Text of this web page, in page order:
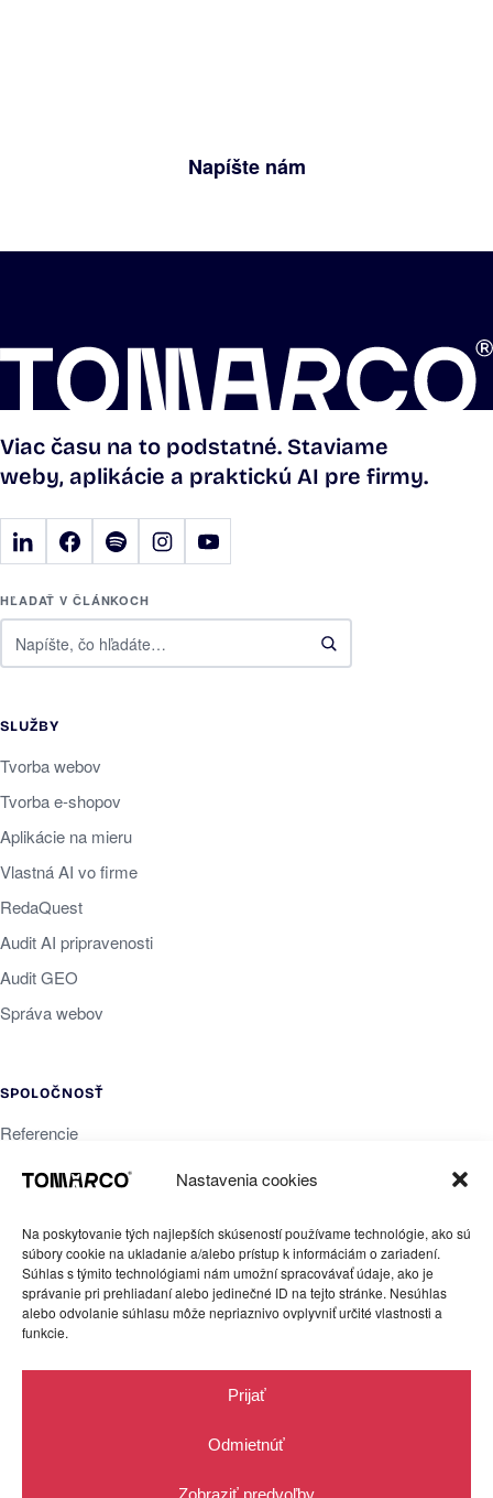
Nastavenia cookies
Na poskytovanie tých najlepších skúseností používame technológie, ako sú
súbory cookie na ukladanie a/alebo prístup k informáciám o zariadení.
Súhlas s týmito technológiami nám umožní spracovávať údaje, ako je
správanie pri prehliadaní alebo jedinečné ID na tejto stránke. Nesúhlas
alebo odvolanie súhlasu môže nepriaznivo ovplyvniť určité vlastnosti a
funkcie.
Prijať
Odmietnúť
Zobraziť predvoľby
Napíšte nám
Viac času na to podstatné. Staviame
weby, aplikácie a praktickú AI pre firmy.
HĽADAŤ V ČLÁNKOCH
SLUŽBY
Tvorba webov
Tvorba e-shopov
Aplikácie na mieru
Vlastná AI vo firme
RedaQuest
Audit AI pripravenosti
Audit GEO
Správa webov
SPOLOČNOSŤ
Referencie
O nás
Newsletter
Kontakt